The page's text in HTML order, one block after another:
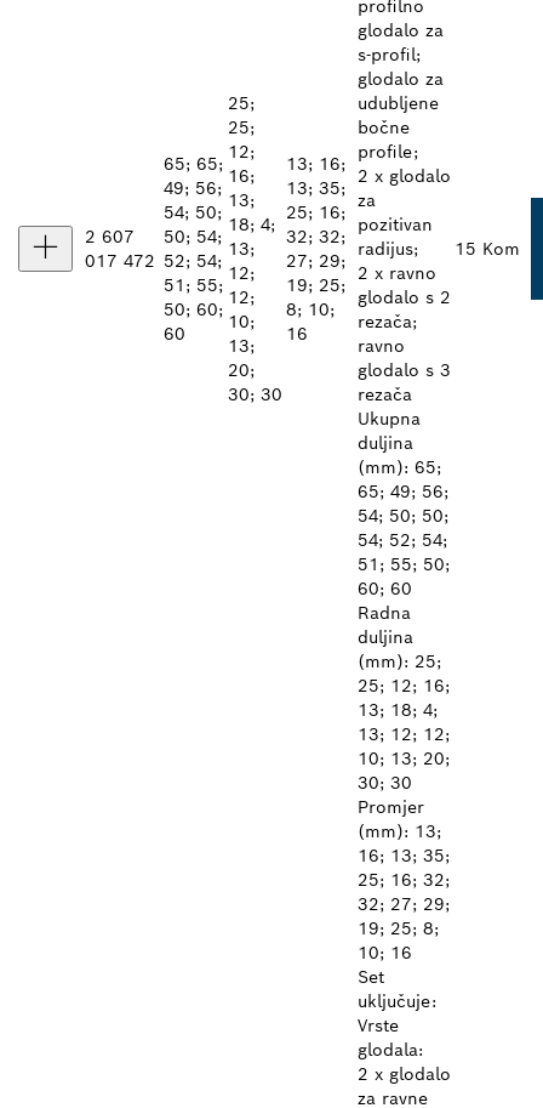
2 607
017 472
65; 65;
49; 56;
54; 50;
50; 54;
52; 54;
51; 55;
50; 60;
60
25;
25;
12;
16;
13;
18; 4;
13;
12;
12;
10;
13;
20;
30; 30
13; 16;
13; 35;
25; 16;
32; 32;
27; 29;
19; 25;
8; 10;
16
profilno
glodalo za
s-profil;
glodalo za
udubljene
bočne
profile;
2 x glodalo
za
pozitivan
radijus;
2 x ravno
glodalo s 2
rezača;
ravno
glodalo s 3
rezača
Ukupna
duljina
(mm): 65;
65; 49; 56;
54; 50; 50;
54; 52; 54;
51; 55; 50;
60; 60
Radna
duljina
(mm): 25;
25; 12; 16;
13; 18; 4;
13; 12; 12;
10; 13; 20;
30; 30
Promjer
(mm): 13;
16; 13; 35;
25; 16; 32;
32; 27; 29;
19; 25; 8;
10; 16
15 Kom
Set
uključuje:
Vrste
glodala:
2 x glodalo
za ravne